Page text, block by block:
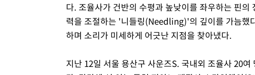
다. 조율사가 건반의 수평과 높낮이를 좌우하는 핀
력을 조절하는 '니들링(Needling)'의 깊이를 가늠했
하며 소리가 미세하게 어긋난 지점을 찾아냈다.
지난 12일 서울 용산구 사운즈S. 국내외 조율사 20